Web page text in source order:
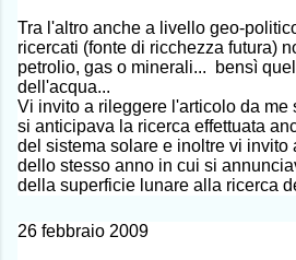
Tra l'altro anche a livello geo-
ricercati (fonte di ricchezza futura)
petrolio, gas o minerali... bensì
dell'acqua...
Vi invito a rileggere l'articolo da me
si anticipava la ricerca effettuata
del sistema solare e inoltre vi invito
dello stesso anno in cui si
della superficie lunare alla ricerca
26 febbraio 2009